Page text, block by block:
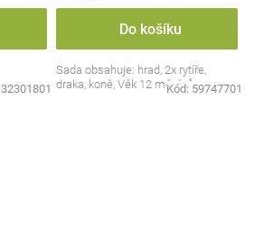
32301801
Do košíku
Sada obsahuje: hrad, 2x rytíře,
draka, koně, Věk 12 měsíců+
Kód: 59747701